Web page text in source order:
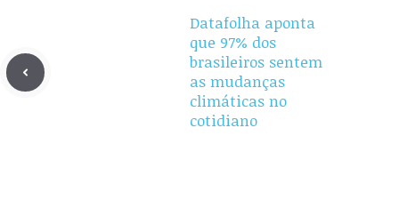
Datafolha aponta
que 97% dos
brasileiros sentem
as mudanças
climáticas no
cotidiano